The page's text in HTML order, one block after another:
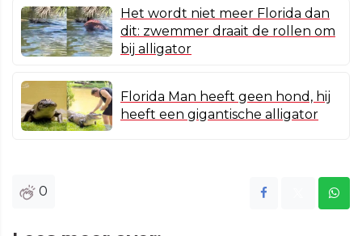
Het wordt niet meer Florida dan
dit: zwemmer draait de rollen om
bij alligator
Florida Man heeft geen hond, hij
heeft een gigantische alligator
0